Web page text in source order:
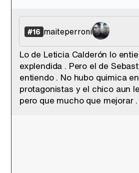
#16 maiteperroni
Lo de Leticia Calderón lo
explendida . Pero el de
entiendo . No hubo quimica
protagonistas y el chico aun
pero que mucho que mejorar .